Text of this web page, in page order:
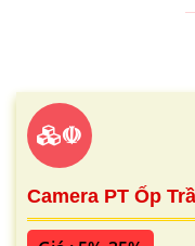
☫
Camera PT Ốp